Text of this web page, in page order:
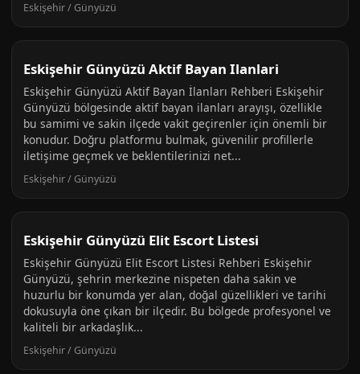
Eskişehir / Günyüzü
Eskişehir Günyüzü Aktif Bayan Ilanlari
Eskişehir Günyüzü Aktif Bayan İlanları Rehberi Eskişehir
Günyüzü bölgesinde aktif bayan ilanları arayışı, özellikle
bu samimi ve sakin ilçede vakit geçirenler için önemli bir
konudur. Doğru platformu bulmak, güvenilir profillerle
iletişime geçmek ve beklentilerinizi net...
Eskişehir / Günyüzü
Eskişehir Günyüzü Elit Escort Listesi
Eskişehir Günyüzü Elit Escort Listesi Rehberi Eskişehir
Günyüzü, şehrin merkezine nispeten daha sakin ve
huzurlu bir konumda yer alan, doğal güzellikleri ve tarihi
dokusuyla öne çıkan bir ilçedir. Bu bölgede profesyonel ve
kaliteli bir arkadaşlık...
Eskişehir / Günyüzü